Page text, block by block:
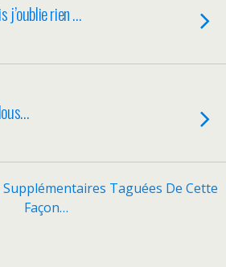
j’oublie rien …
Taguées De Cette
Façon…